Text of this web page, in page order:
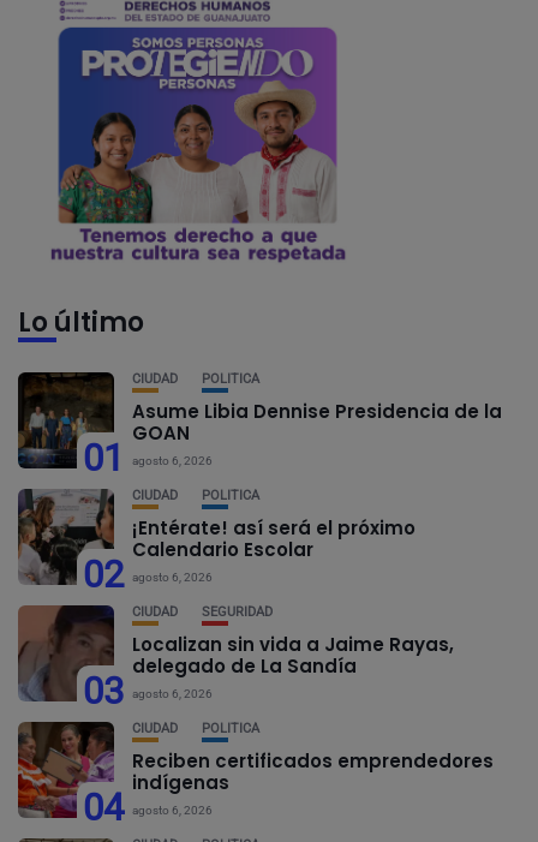
Lo último
01
CIUDAD POLÍTICA
Asume Libia Dennise Presidencia de la
GOAN
agosto 6, 2026
02
CIUDAD POLÍTICA
¡Entérate! así será el próximo
Calendario Escolar
agosto 6, 2026
03
CIUDAD SEGURIDAD
Localizan sin vida a Jaime Rayas,
delegado de La Sandía
agosto 6, 2026
04
CIUDAD POLÍTICA
Reciben certificados emprendedores
indígenas
agosto 6, 2026